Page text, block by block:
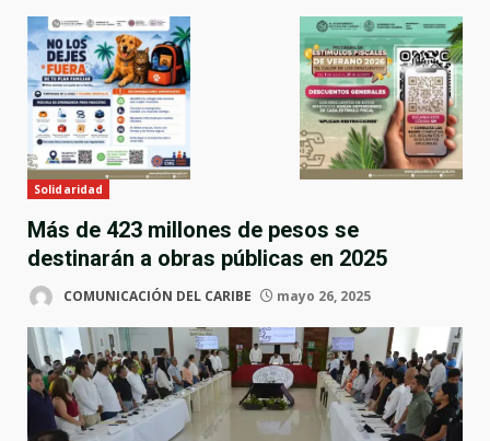
Solidaridad
Más de 423 millones de pesos se
destinarán a obras públicas en 2025
COMUNICACIÓN DEL CARIBE mayo 26, 2025